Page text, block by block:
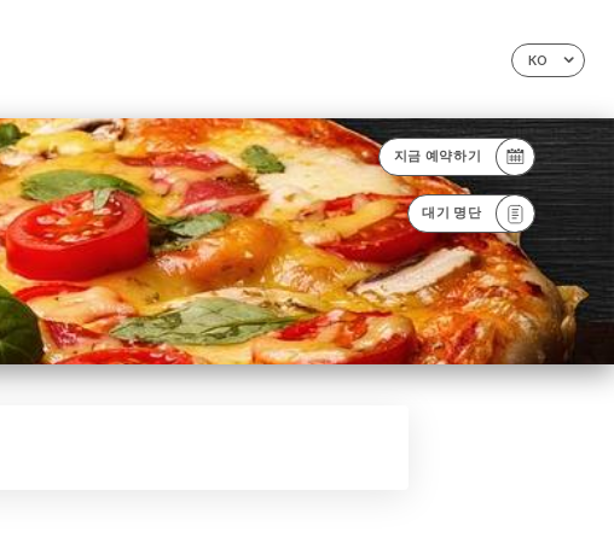
KO
지금 예약하기
대기 명단